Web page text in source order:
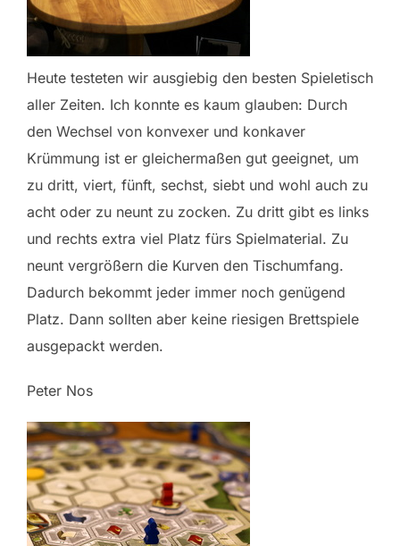
Heute testeten wir ausgiebig den besten Spieletisch
aller Zeiten. Ich konnte es kaum glauben: Durch
den Wechsel von konvexer und konkaver
Krümmung ist er gleichermaßen gut geeignet, um
zu dritt, viert, fünft, sechst, siebt und wohl auch zu
acht oder zu neunt zu zocken. Zu dritt gibt es links
und rechts extra viel Platz fürs Spielmaterial. Zu
neunt vergrößern die Kurven den Tischumfang.
Dadurch bekommt jeder immer noch genügend
Platz. Dann sollten aber keine riesigen Brettspiele
ausgepackt werden.
Peter Nos